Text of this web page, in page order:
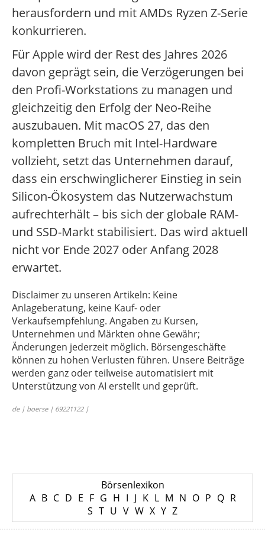
herausfordern und mit AMDs Ryzen Z-Serie
konkurrieren.
Für Apple wird der Rest des Jahres 2026
davon geprägt sein, die Verzögerungen bei
den Profi-Workstations zu managen und
gleichzeitig den Erfolg der Neo-Reihe
auszubauen. Mit macOS 27, das den
kompletten Bruch mit Intel-Hardware
vollzieht, setzt das Unternehmen darauf,
dass ein erschwinglicherer Einstieg in sein
Silicon-Ökosystem das Nutzerwachstum
aufrechterhält – bis sich der globale RAM-
und SSD-Markt stabilisiert. Das wird aktuell
nicht vor Ende 2027 oder Anfang 2028
erwartet.
Disclaimer zu unseren Artikeln: Keine
Anlageberatung, keine Kauf- oder
Verkaufsempfehlung. Angaben zu Kursen,
Unternehmen und Märkten ohne Gewähr;
Änderungen jederzeit möglich. Börsengeschäfte
können zu hohen Verlusten führen. Unsere Beiträge
werden ganz oder teilweise automatisiert mit
Unterstützung von AI erstellt und geprüft.
de | boerse | 69221122 |
Börsenlexikon
A B C D E F G H I J K L M N O P Q R
S T U V W X Y Z